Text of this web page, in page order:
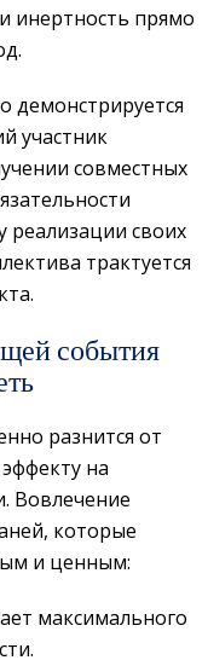
инертность прямо
демонстрируется
участник
совместных
реализации своих
трактуется
события
разнится от
на
Вовлечение
которые
и ценным:
максимального